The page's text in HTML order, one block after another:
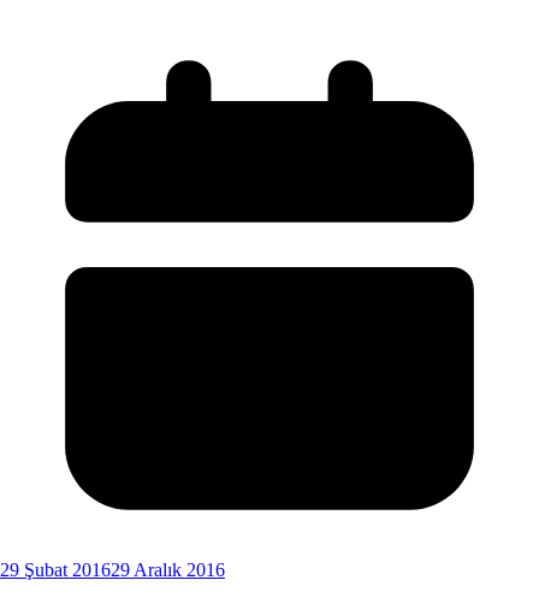
29 Şubat 201629 Aralık 2016